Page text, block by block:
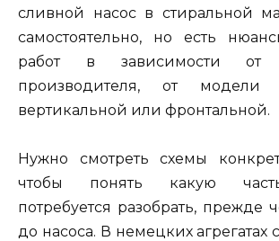
сливной насос в стиральной
самостоятельно, но есть
работ в зависимости от
производителя, от модели
вертикальной или фронтальной.
Нужно смотреть схемы
чтобы понять какую
потребуется разобрать, прежде
до насоса. В немецких агрегатах